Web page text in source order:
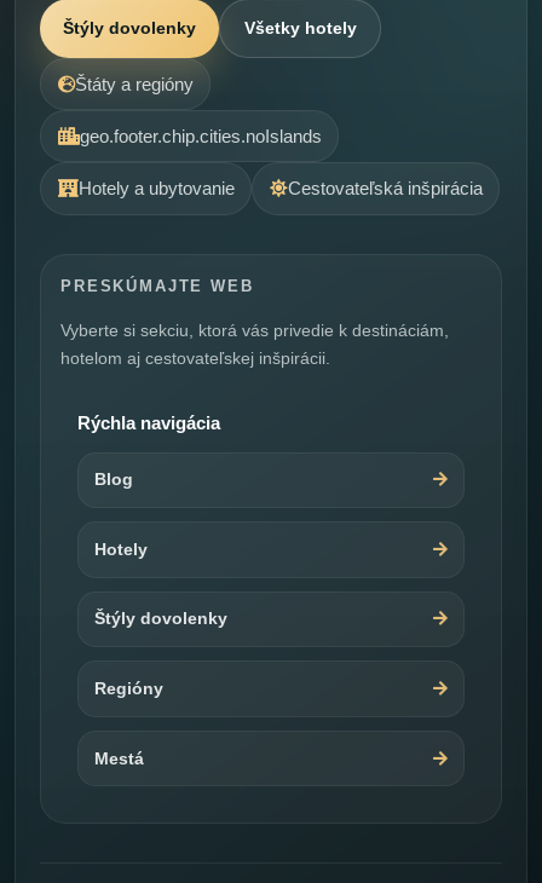
Štýly dovolenky Všetky hotely
Štáty a regióny
geo.footer.chip.cities.noIslands
Hotely a ubytovanie Cestovateľská inšpirácia
PRESKÚMAJTE WEB
Vyberte si sekciu, ktorá vás privedie k destináciám,
hotelom aj cestovateľskej inšpirácii.
Rýchla navigácia
Blog
Hotely
Štýly dovolenky
Regióny
Mestá